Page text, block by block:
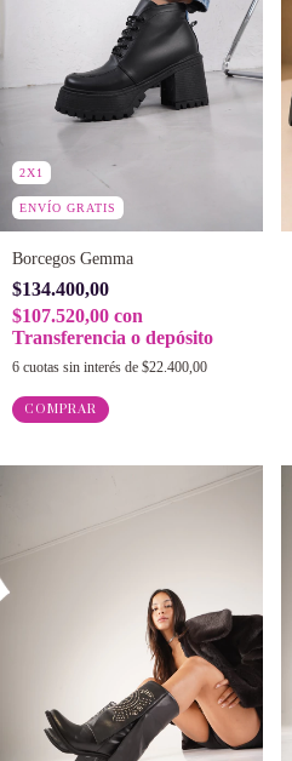
2X1
ENVÍO GRATIS
Borcegos Gemma
$134.400,00
$107.520,00 con
Transferencia o depósito
6 cuotas sin interés de $22.400,00
COMPRAR